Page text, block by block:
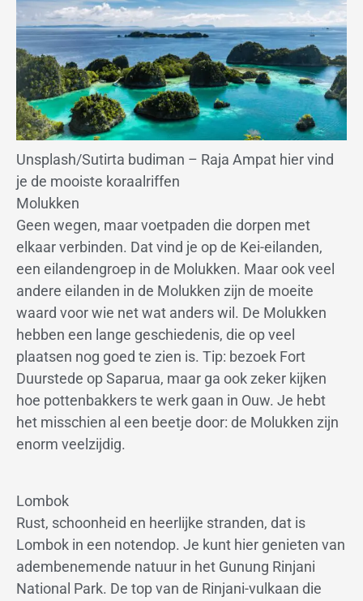
Unsplash/Sutirta budiman – Raja Ampat hier vind
je de mooiste koraalriffen
Molukken
Geen wegen, maar voetpaden die dorpen met
elkaar verbinden. Dat vind je op de Kei-eilanden,
een eilandengroep in de Molukken. Maar ook veel
andere eilanden in de Molukken zijn de moeite
waard voor wie net wat anders wil. De Molukken
hebben een lange geschiedenis, die op veel
plaatsen nog goed te zien is. Tip: bezoek Fort
Duurstede op Saparua, maar ga ook zeker kijken
hoe pottenbakkers te werk gaan in Ouw. Je hebt
het misschien al een beetje door: de Molukken zijn
enorm veelzijdig.
Lombok
Rust, schoonheid en heerlijke stranden, dat is
Lombok in een notendop. Je kunt hier genieten van
adembenemende natuur in het Gunung Rinjani
National Park. De top van de Rinjani-vulkaan die